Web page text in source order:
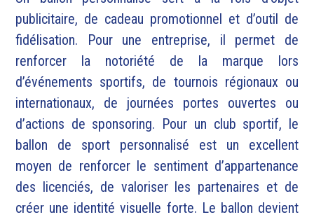
publicitaire, de cadeau promotionnel et d’outil de
fidélisation. Pour une entreprise, il permet de
renforcer la notoriété de la marque lors
d’événements sportifs, de tournois régionaux ou
internationaux, de journées portes ouvertes ou
d’actions de sponsoring. Pour un club sportif, le
ballon de sport personnalisé est un excellent
moyen de renforcer le sentiment d’appartenance
des licenciés, de valoriser les partenaires et de
créer une identité visuelle forte. Le ballon devient